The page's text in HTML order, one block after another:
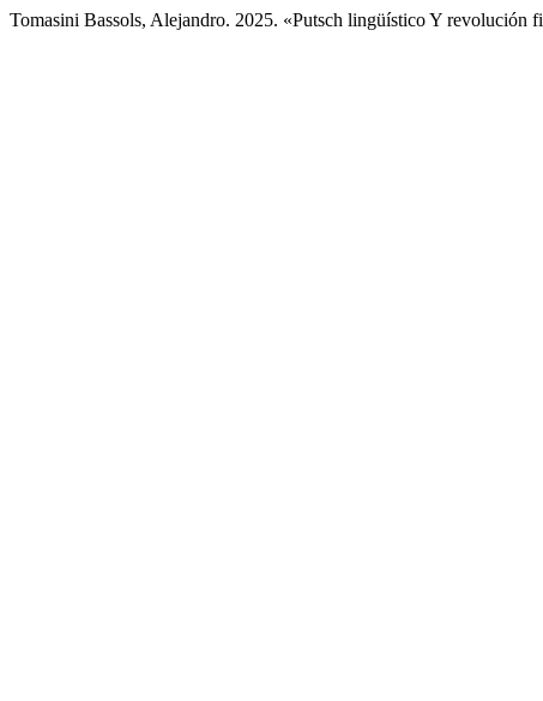
Tomasini Bassols, Alejandro. 2025. «Putsch lingüístico Y revolución